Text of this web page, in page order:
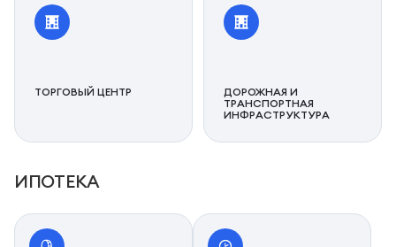
ТОРГОВЫЙ ЦЕНТР
ДОРОЖНАЯ И
ТРАНСПОРТНАЯ
ИНФРАСТРУКТУРА
ИПОТЕКА